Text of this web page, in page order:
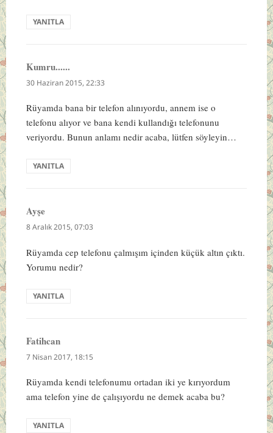
YANITLA
Kumru......
ki:
30 Haziran 2015, 22:33
Rüyamda bana bir telefon alınıyordu, annem ise o
telefonu alıyor ve bana kendi kullandığı telefonunu
veriyordu. Bunun anlamı nedir acaba, lütfen söyleyin…
YANITLA
Ayşe
ki:
8 Aralık 2015, 07:03
Rüyamda cep telefonu çalmışım içinden küçük altın çıktı.
Yorumu nedir?
YANITLA
Fatihcandedi
ki:
7 Nisan 2017, 18:15
Rüyamda kendi telefonumu ortadan iki ye kırıyordum
ama telefon yine de çalışıyordu ne demek acaba bu?
YANITLA